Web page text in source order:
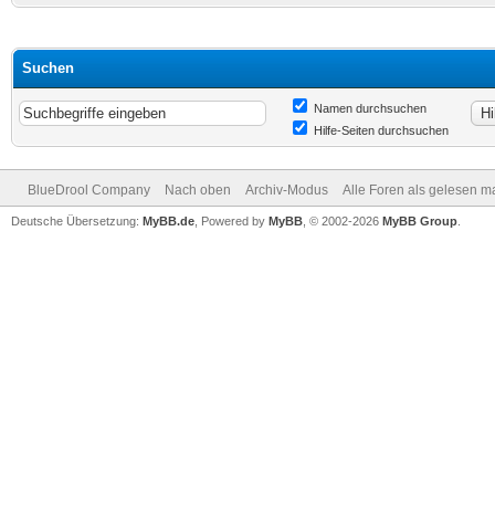
Suchen
Namen durchsuchen
Hilfe-Seiten durchsuchen
BlueDrool Company Nach oben Archiv-Modus Alle Foren als gelesen
Deutsche Übersetzung: MyBB.de , Powered by MyBB , © 2002-2026 MyBB Group